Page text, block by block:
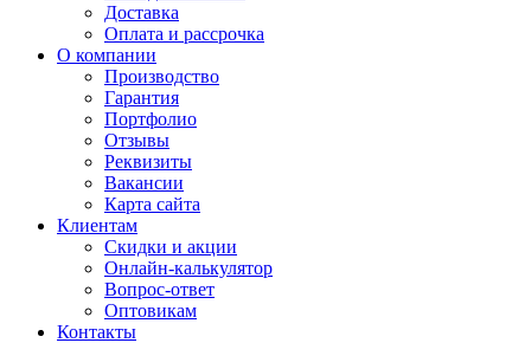
Доставка
Оплата и рассрочка
О компании
Производство
Гарантия
Портфолио
Отзывы
Реквизиты
Вакансии
Карта сайта
Клиентам
Скидки и акции
Онлайн-калькулятор
Вопрос-ответ
Оптовикам
Контакты